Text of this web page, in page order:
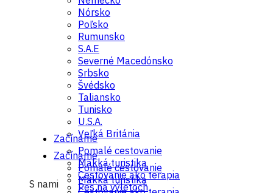
Nórsko
Poľsko
Rumunsko
S.A.E
Severné Macedónsko
Srbsko
Švédsko
Taliansko
Tunisko
U.S.A.
Veľká Británia
Začíname
Pomalé cestovanie
Mäkká turistika
S nami
Začíname
Pomalé cestovanie
Mäkká turistika
Cestovanie ako terapia
Pes na výletoch